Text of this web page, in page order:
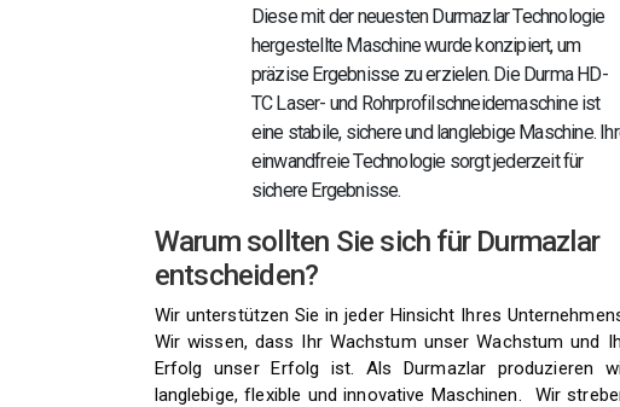
Diese mit der neuesten Durmazlar Technologie
hergestellte Maschine wurde konzipiert, um
präzise Ergebnisse zu erzielen. Die Durma HD-
TC Laser- und Rohrprofilschneidemaschine ist
eine stabile, sichere und langlebige Maschine.
einwandfreie Technologie sorgt jederzeit für
sichere Ergebnisse.
Warum sollten Sie sich für Durmazlar
entscheiden?
Wir unterstützen Sie in jeder Hinsicht Ihres
Wir wissen, dass Ihr Wachstum unser Wachstum und
Erfolg unser Erfolg ist. Als Durmazlar produzieren
langlebige, flexible und innovative Maschinen. Wir